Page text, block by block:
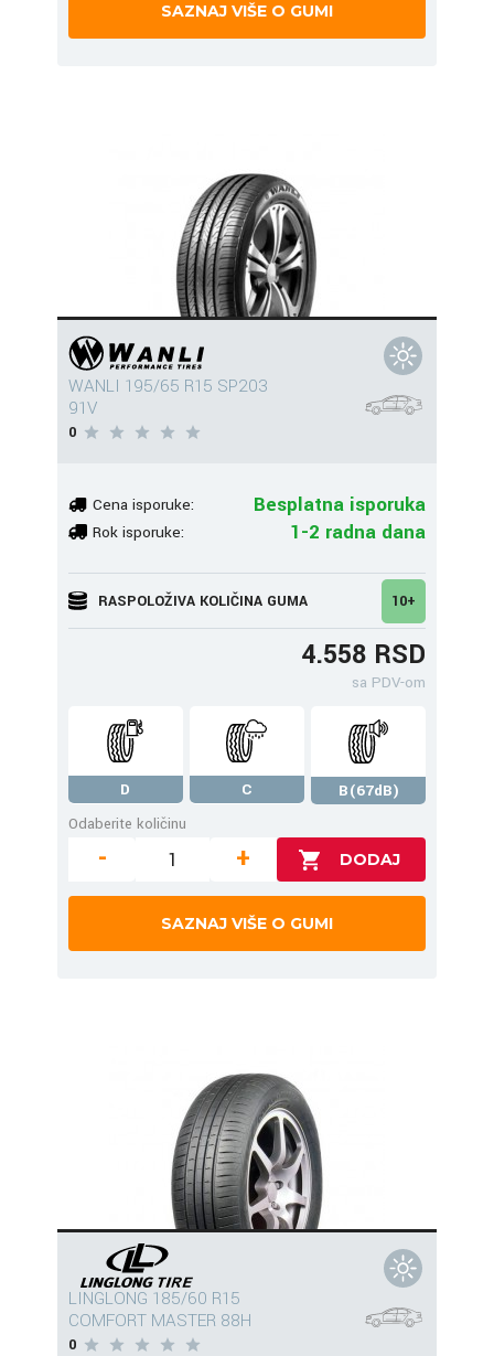
SAZNAJ VIŠE O GUMI
WANLI 195/65 R15 SP203
91V
0
Cena isporuke: Besplatna isporuka
Rok isporuke: 1-2 radna dana
RASPOLOŽIVA KOLIČINA GUMA 10+
4.558 RSD
sa PDV-om
D C
B(67dB)
Odaberite količinu
- +
SAZNAJ VIŠE O GUMI
LINGLONG 185/60 R15
COMFORT MASTER 88H
0